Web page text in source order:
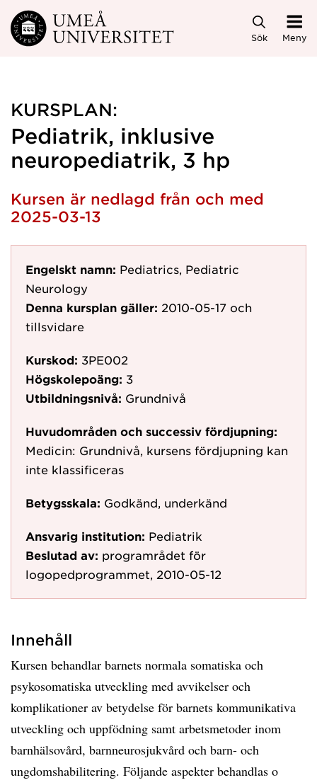
Hoppa direkt till innehållet
Sök Meny
KURSPLAN:
Pediatrik, inklusive
neuropediatrik, 3 hp
Kursen är nedlagd från och med
2025-03-13
Engelskt namn: Pediatrics, Pediatric
Neurology
Denna kursplan gäller: 2010-05-17 och
tillsvidare
Kurskod: 3PE002
Högskolepoäng: 3
Utbildningsnivå: Grundnivå
Huvudområden och successiv fördjupning:
Medicin: Grundnivå, kursens fördjupning kan
inte klassificeras
Betygsskala: Godkänd, underkänd
Ansvarig institution: Pediatrik
Beslutad av: programrådet för
logopedprogrammet, 2010-05-12
Innehåll
Kursen behandlar barnets normala somatiska och
psykosomatiska utveckling med avvikelser och
komplikationer av betydelse för barnets kommunikativa
utveckling och uppfödning samt arbetsmetoder inom
barnhälsovård, barnneurosjukvård och barn- och
ungdomshabilitering. Följande aspekter behandlas o